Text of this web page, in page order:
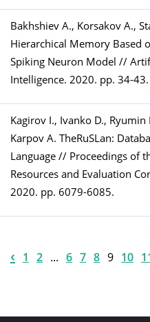
Bakhshiev A., Korsakov A.,
Hierarchical Memory Based
Spiking Neuron Model //
Intelligence. 2020. pp. 34-43.
Kagirov I., Ivanko D., Ryumin
Karpov A. TheRuSLan:
Language // Proceedings of
Resources and Evaluation
2020. pp. 6079-6085.
‹ 1 2 ... 6 7 8 9 10